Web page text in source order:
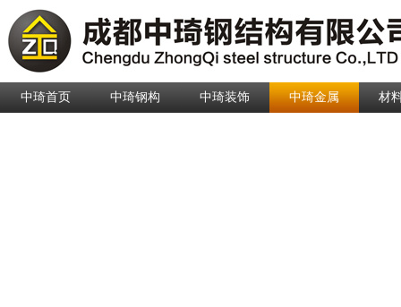
中琦首页 中琦钢构 中琦装饰 中琦金属 材